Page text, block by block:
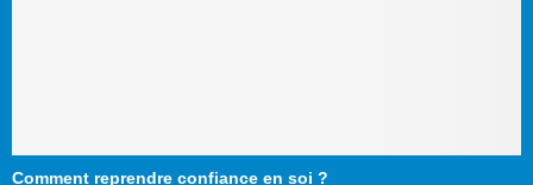
Comment reprendre confiance en soi ?